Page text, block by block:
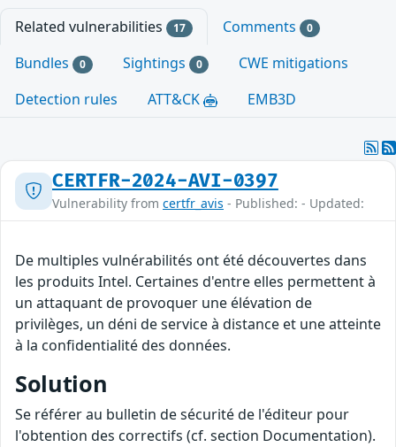
Related vulnerabilities 17 Comments 0
Bundles 0 Sightings 0
CWE mitigations
Detection rules
ATT&CK EMB3D
CERTFR-2024-AVI-0397
Vulnerability from certfr_avis - Published: - Updated:
De multiples vulnérabilités ont été découvertes dans
les produits Intel. Certaines d'entre elles permettent à
un attaquant de provoquer une élévation de
privilèges, un déni de service à distance et une atteinte
à la confidentialité des données.
Solution
Se référer au bulletin de sécurité de l'éditeur pour
l'obtention des correctifs (cf. section Documentation).